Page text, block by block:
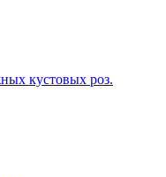
кустовых роз.